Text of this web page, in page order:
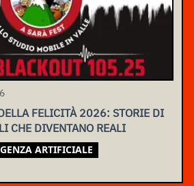
FELICITÀ 2026: STORIE DI
CHE DIVENTANO REALI
ARTIFICIALE